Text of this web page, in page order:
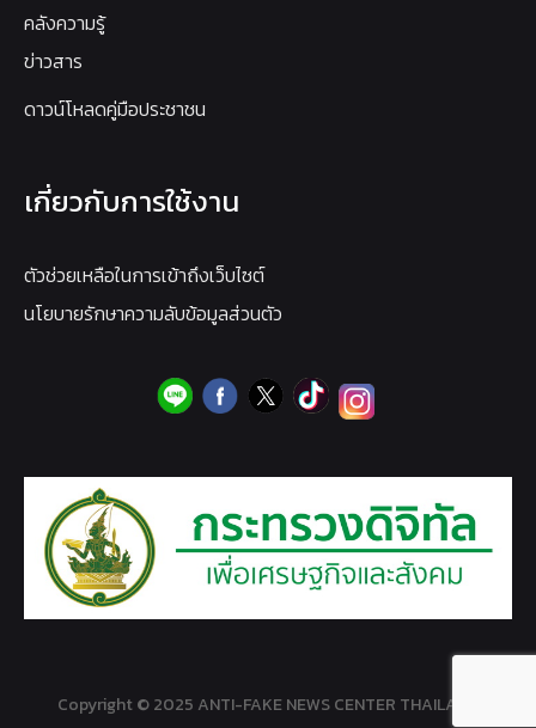
คลังความรู้
ข่าวสาร
ดาวน์โหลดคู่มือประชาชน
เกี่ยวกับการใช้งาน
ตัวช่วยเหลือในการเข้าถึงเว็บไซต์
นโยบายรักษาความลับข้อมูลส่วนตัว
Copyright © 2025 ANTI-FAKE NEWS CENTER THAILAND